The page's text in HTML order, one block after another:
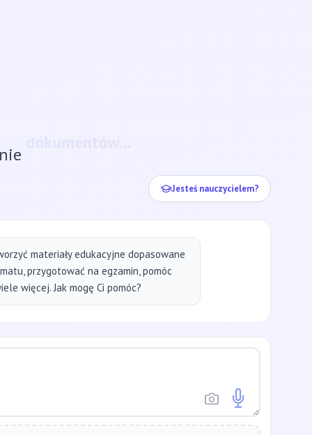
Jesteś nauczycielem?
materiały edukacyjne dopasowane
przygotować na egzamin, pomóc
więcej. Jak mogę Ci pomóc?